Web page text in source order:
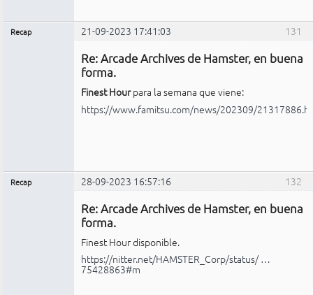
131
Recap 21-09-2023 17:41:03
Re: Arcade Archives de Hamster, en buena
forma.
Finest Hourpara la semana que viene:
https://www.famitsu.com/news/202309/
132
Recap 28-09-2023 16:57:16
Re: Arcade Archives de Hamster, en buena
forma.
Finest Hour disponible.
https://nitter.net/HAMSTER_Corp/status/ …
75428863#m